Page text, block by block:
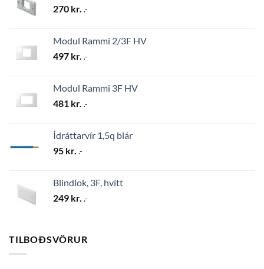
270 kr. .-
Modul Rammi 2/3F HV
497 kr. .-
Modul Rammi 3F HV
481 kr. .-
Ídráttarvír 1,5q blár
95 kr. .-
Blindlok, 3F, hvítt
249 kr. .-
TILBOÐSVÖRUR